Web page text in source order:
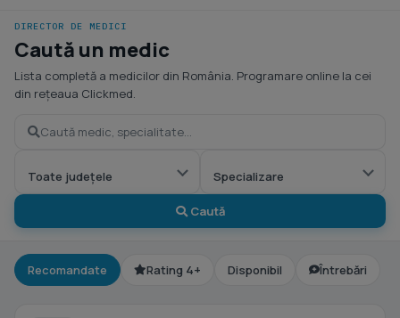
DIRECTOR DE MEDICI
Caută un medic
Lista completă a medicilor din România. Programare online la cei
din rețeaua Clickmed.
Caută
Recomandate Rating 4+ Disponibil Întrebări